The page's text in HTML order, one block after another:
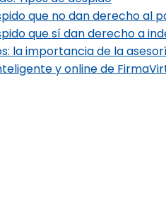
que no dan derecho al
que sí dan derecho a
la importancia de la
y online de